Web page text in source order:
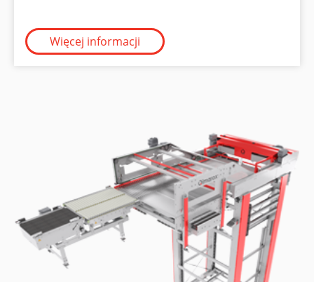
Więcej informacji